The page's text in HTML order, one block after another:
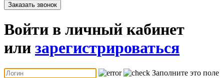
Заказать звонок
Войти в личный кабинет
или зарегистрироваться
Заполните это поле